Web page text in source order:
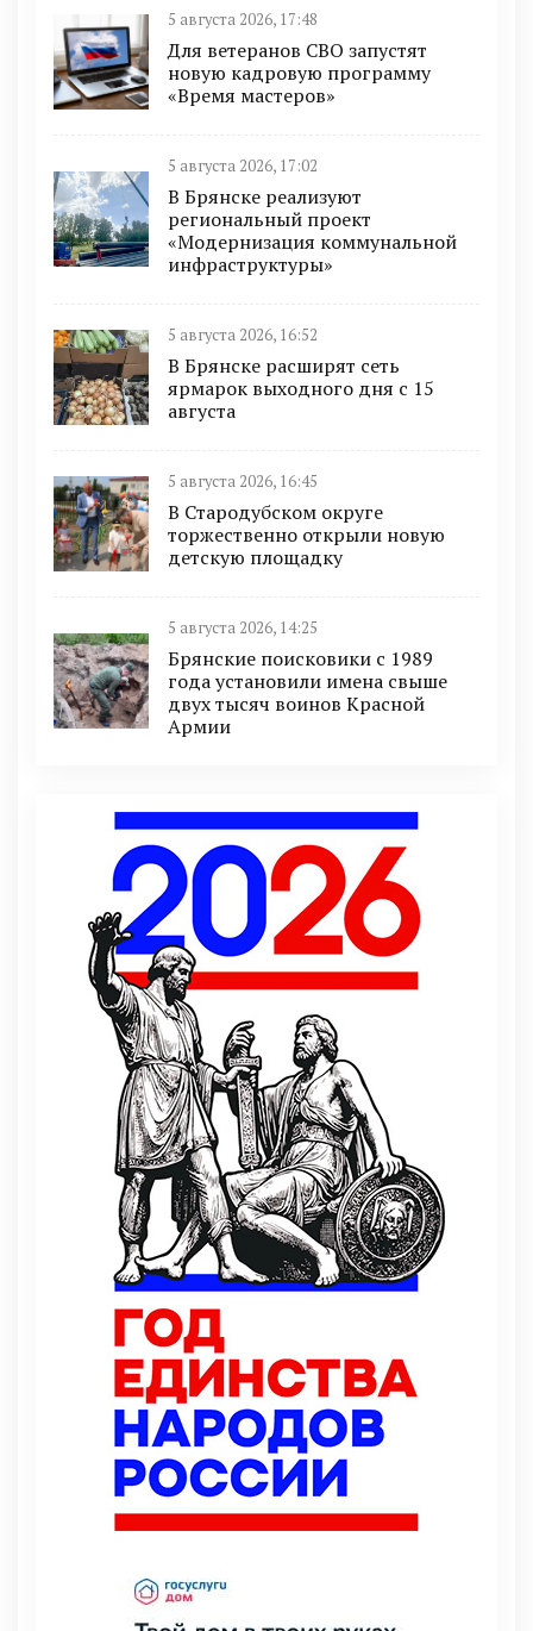
5 августа 2026, 17:48
Для ветеранов СВО запустят
новую кадровую программу
«Время мастеров»
5 августа 2026, 17:02
В Брянске реализуют
региональный проект
«Модернизация коммунальной
инфраструктуры»
5 августа 2026, 16:52
В Брянске расширят сеть
ярмарок выходного дня с 15
августа
5 августа 2026, 16:45
В Стародубском округе
торжественно открыли новую
детскую площадку
5 августа 2026, 14:25
Брянские поисковики с 1989
года установили имена свыше
двух тысяч воинов Красной
Армии